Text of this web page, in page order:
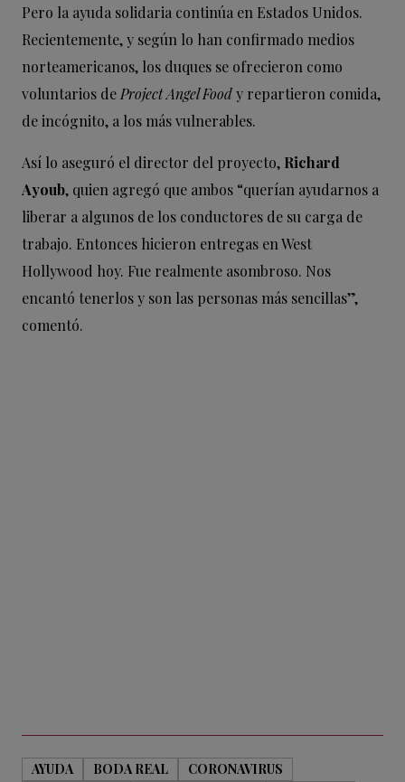
Pero la ayuda solidaria continúa en Estados Unidos.
Recientemente, y según lo han confirmado medios
norteamericanos, los duques se ofrecieron como
voluntarios de Project Angel Foody repartieron comida,
de incógnito, a los más vulnerables.
Así lo aseguró el director del proyecto, Richard
Ayoub, quien agregó que ambos “querían ayudarnos a
liberar a algunos de los conductores de su carga de
trabajo. Entonces hicieron entregas en West
Hollywood hoy. Fue realmente asombroso. Nos
encantó tenerlos y son las personas más sencillas”,
comentó.
AYUDA BODA REAL
CORONAVIRUS